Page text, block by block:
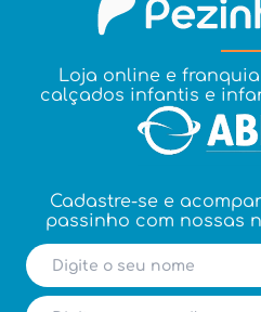
Loja online e
calçados infantis e
Cadastre-se e
passinho com nossas